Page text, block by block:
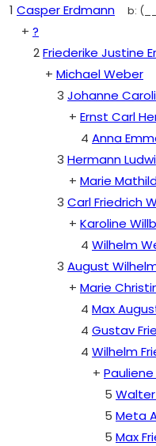
1 Casper Erdmann b:
+ ?
2Friederike Justine
+ Michael Weber
3 Johanne
+ Ernst Carl
4 Anna
3 Hermann
+ Marie
3 Carl Friedrich
+ Karoline
4 Wilhelm
3 August
+ Marie
4 Max
4 Gustav
4 Wilhelm
+
5
5 Meta
5 Max